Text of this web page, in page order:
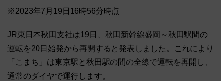
※2023年7月19日16時56分時点
JR東日本秋田支社は19日、秋田新幹線盛岡～秋田駅間の
運転を20日始発から再開すると発表しました。これにより
「こまち」は東京駅と秋田駅の間の全線で運転を再開し、
通常のダイヤで運行します。